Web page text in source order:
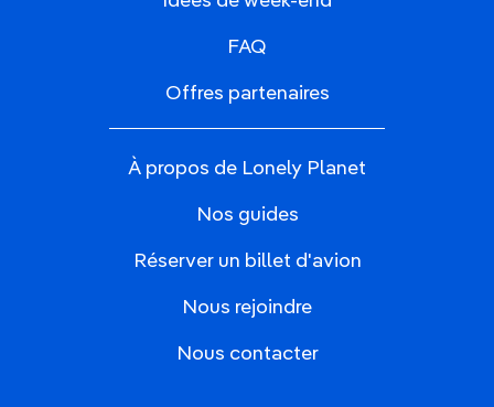
FAQ
Offres partenaires
À propos de Lonely Planet
Nos guides
Réserver un billet d'avion
Nous rejoindre
Nous contacter